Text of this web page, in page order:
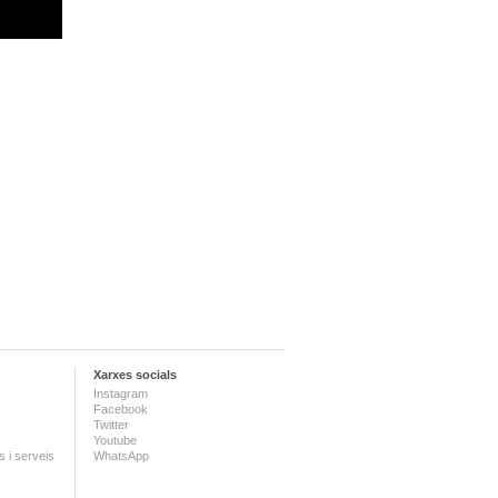
i serveis
Xarxes socials
Instagram
Facebook
Twitter
Youtube
WhatsApp